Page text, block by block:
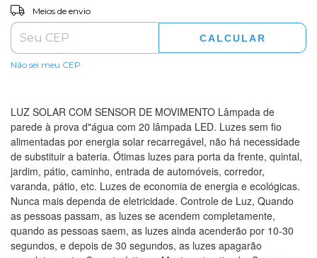
Entregas para o CEP:
Meios de envio
CALCULAR
Não sei meu CEP
LUZ SOLAR COM SENSOR DE MOVIMENTO Lâmpada de
parede à prova d"água com 20 lâmpada LED. Luzes sem fio
alimentadas por energia solar recarregável, não há necessidade
de substituir a bateria. Ótimas luzes para porta da frente, quintal,
jardim, pátio, caminho, entrada de automóveis, corredor,
varanda, pátio, etc. Luzes de economia de energia e ecológicas.
Nunca mais dependa de eletricidade. Controle de Luz, Quando
as pessoas passam, as luzes se acendem completamente,
quando as pessoas saem, as luzes ainda acenderão por 10-30
segundos, e depois de 30 segundos, as luzes apagarão